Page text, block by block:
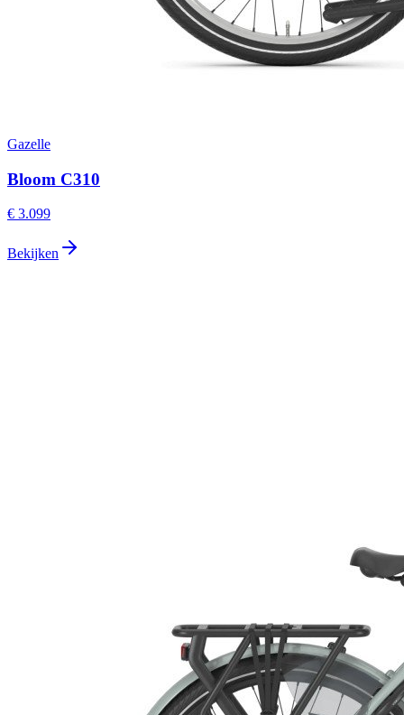
Gazelle
Bloom C310
€ 3.099
Bekijken